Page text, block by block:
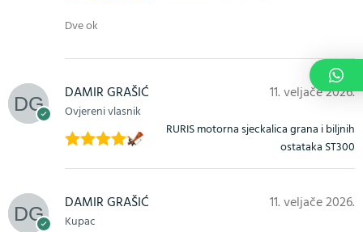
Dve ok
DAMIR GRAŠIĆ
Ovjereni vlasnik
11. veljače 2026.
RURIS motorna sjeckalica grana i biljnih
ostataka ST300
DAMIR GRAŠIĆ
Kupac
11. veljače 2026.